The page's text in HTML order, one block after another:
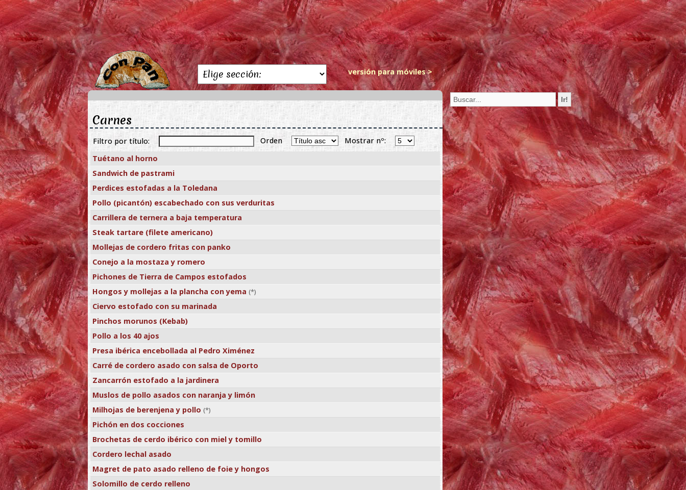
versión para móviles >
Carnes
Filtro por título: Orden
Mostrar nº:
Tuétano al horno
Sandwich de pastrami
Perdices estofadas a la Toledana
Pollo (picantón) escabechado con sus verduritas
Carrillera de ternera a baja temperatura
Steak tartare (filete americano)
Mollejas de cordero fritas con panko
Conejo a la mostaza y romero
Pichones de Tierra de Campos estofados
Hongos y mollejas a la plancha con yema (*)
Ciervo estofado con su marinada
Pinchos morunos (Kebab)
Pollo a los 40 ajos
Presa ibérica encebollada al Pedro Ximénez
Carré de cordero asado con salsa de Oporto
Zancarrón estofado a la jardinera
Muslos de pollo asados con naranja y limón
Milhojas de berenjena y pollo (*)
Pichón en dos cocciones
Brochetas de cerdo ibérico con miel y tomillo
Cordero lechal asado
Magret de pato asado relleno de foie y hongos
Solomillo de cerdo relleno